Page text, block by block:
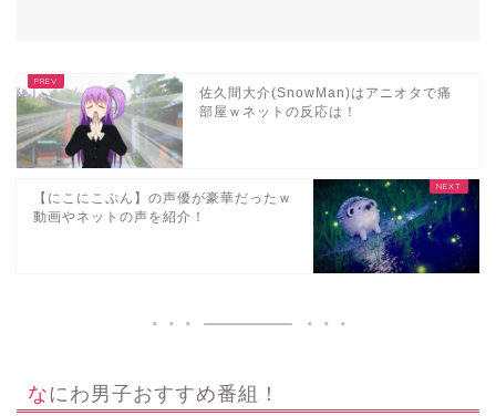
佐久間大介(SnowMan)はアニオタで痛
部屋ｗネットの反応は！
【にこにこぷん】の声優が豪華だったｗ
動画やネットの声を紹介！
なにわ男子おすすめ番組！